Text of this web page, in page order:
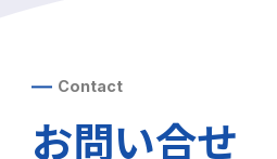
Contact
お問い合せ